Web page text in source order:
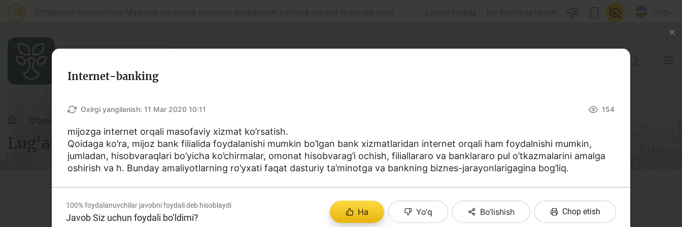
Maqolalar
Bank agentlari uchun Pul Islom moliyasi
Depozit (omonatlar) Kredit Budjet
O‘quv qo‘llanmalar
Moliyaviy savodxonlik bo‘yicha
kitoblar
Loyihalar
O‘quv qo‘llanmalar
Lug‘at
Ushbu lug‘atda bank va moliya sohasiga oid terminlarning aniq ta'riflarini to‘plashga harakat qildik. Ushbu izohli
Internet-banking
Oxirgi yangilanish: 11 Mar 2020 10:11 154
mijozga internet orqali masofaviy xizmat ko’rsatish.
Qoidaga ko’ra, mijoz bank filialida foydalanishi mumkin bo’lgan bank xizmatlaridan internet orqali ham foydalnishi mumkin,
jumladan, hisobvaraqlari bo’yicha ko’chirmalar, omonat hisobvarag’i ochish, filiallararo va banklararo pul o’tkazmalarini amalga
oshirish va h. Bunday amaliyotlarning ro’yxati faqat dasturiy ta’minotga va bankning biznes-jarayonlarigagina bog’liq.
100%foydalanuvchilar javobni foydali deb hisoblaydi
Javob Siz uchun foydali bo‘ldimi?
Ha Yo‘q Bo‘lishish Chop etish